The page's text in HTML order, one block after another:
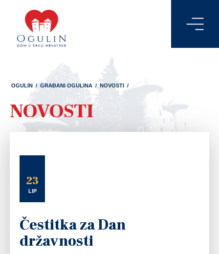
OGULIN / GRAĐANI OGULINA / NOVOSTI /
NOVOSTI
23
LIP
Čestitka za Dan
državnosti